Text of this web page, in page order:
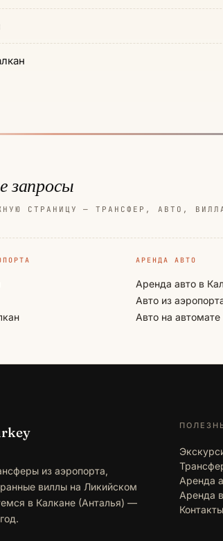
запросы
СТРАНИЦУ — ТРАНСФЕР, АВТО,
АРЕНДА АВТО
Аренда авто в
Авто из
Авто на автомате
из аэропорта,
виллы на Ликийском
в Калкане (Анталья) —
Аренда
Аренда
Контакты